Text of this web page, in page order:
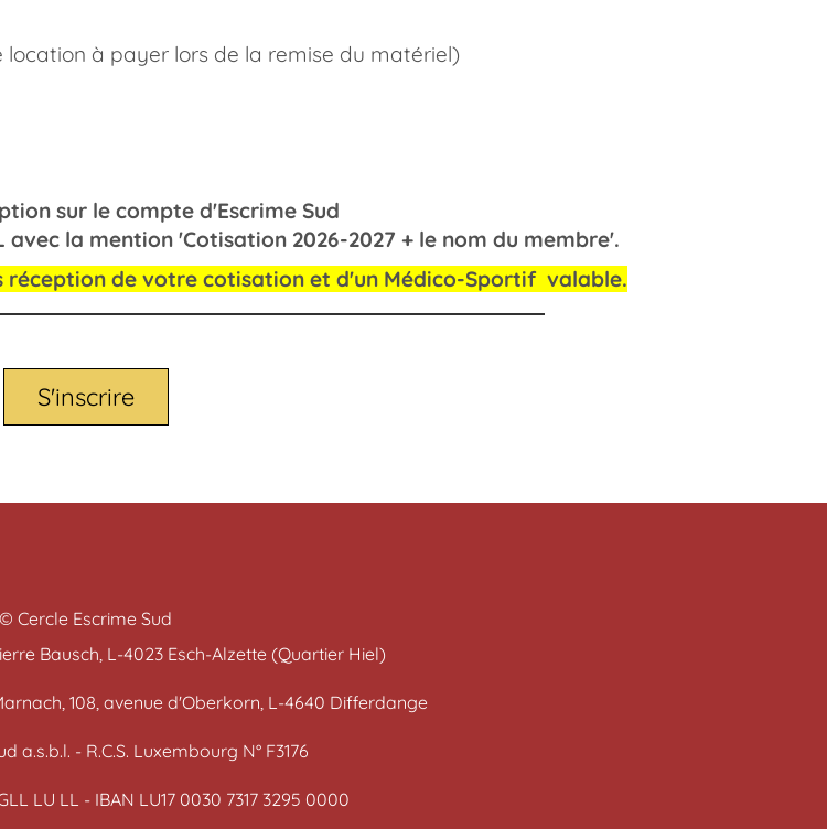
location à payer lors de la remise du matériel)
l'inscription sur le compte d'Escrime Sud
avec la mention 'Cotisation 2026-2027 + le nom du membre'.
réception de votre cotisation et d'un Médico-Sportif valable.
S'inscrire
© Cercle Escrime Sud
Bausch, L-4023 Esch-Alzette (Quartier Hiel)
108, avenue d'Oberkorn, L-4640 Differdange
a.s.b.l. - R.C.S. Luxembourg N° F3176
LU LL - IBAN LU17 0030 7317 3295 0000